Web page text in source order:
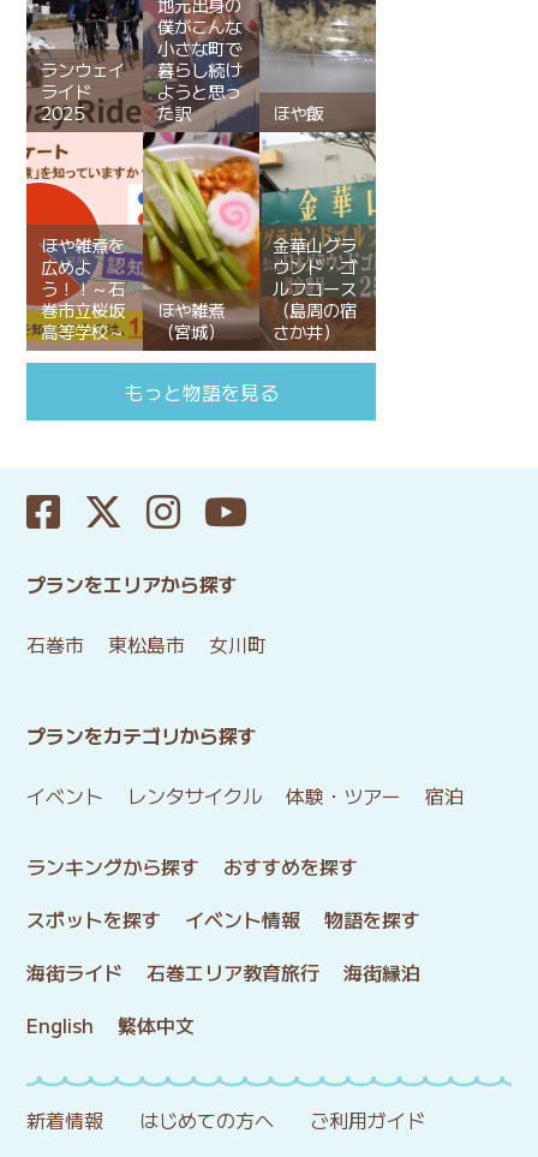
ランウェイ
ライド
2025
僕がこんな
小さな町で
暮らし続け
ようと思っ
た訳
ほや飯
ほや雑煮を
広めよ
う！！～石
巻市立桜坂
高等学校～
ほや雑煮
（宮城）
金華山グラ
ウンド・ゴ
ルフコース
（島周の宿
さか井）
もっと物語を見る
プランをエリアから探す
石巻市 東松島市 女川町
プランをカテゴリから探す
イベント レンタサイクル 体験・ツアー 宿泊
ランキングから探す
おすすめを探す
スポットを探す
イベント情報
物語を探す
海街ライド
石巻エリア教育旅行
海街縁泊
English
繁体中文
新着情報 はじめての方へ ご利用ガイド